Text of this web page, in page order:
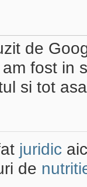
de
fost in
si tot
juridic
de